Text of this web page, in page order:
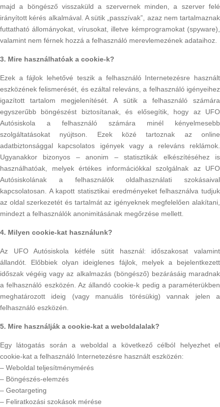
majd a böngésző visszaküld a szervernek minden, a szerver felé
irányított kérés alkalmával. A sütik „passzívak”, azaz nem tartalmaznak
futtatható állományokat, vírusokat, illetve kémprogramokat (spyware),
valamint nem férnek hozzá a felhasználó merevlemezének adataihoz.
3. Mire használhatóak a cookie-k?
Ezek a fájlok lehetővé teszik a felhasználó Internetezésre használt
eszközének felismerését, és ezáltal releváns, a felhasználó igényeihez
igazított tartalom megjelenítését. A sütik a felhasználó számára
egyszerűbb böngészést biztosítanak, és elősegítik, hogy az UFO
Autósiskola a felhasználó számára minél kényelmesebb
szolgáltatásokat nyújtson. Ezek közé tartoznak az online
adatbiztonsággal kapcsolatos igények vagy a releváns reklámok.
Ugyanakkor bizonyos – anonim – statisztikák elkészítéséhez is
használhatóak, melyek értékes információkkal szolgálnak az UFO
Autósiskolának a felhasználók oldalhasználati szokásaival
kapcsolatosan. A kapott statisztikai eredményeket felhasználva tudjuk
az oldal szerkezetét és tartalmát az igényeknek megfelelően alakítani,
mindezt a felhasználók anonimitásának megőrzése mellett.
4. Milyen cookie-kat használunk?
Az UFO Autósiskola kétféle sütit használ: időszakosat valamint
állandót. Előbbiek olyan ideiglenes fájlok, melyek a bejelentkezett
időszak végéig vagy az alkalmazás (böngésző) bezárásáig maradnak
a felhasználó eszközén. Az állandó cookie-k pedig a paraméterükben
meghatározott ideig (vagy manuális törésükig) vannak jelen a
felhasználó eszközén.
5. Mire használják a cookie-kat a weboldalalak?
Egy látogatás során a weboldal a következő célból helyezhet el
cookie-kat a felhasználó Internetezésre használt eszközén:
– Weboldal teljesítménymérés
– Böngészés-elemzés
– Geotargeting
– Feliratkozási szokások mérése